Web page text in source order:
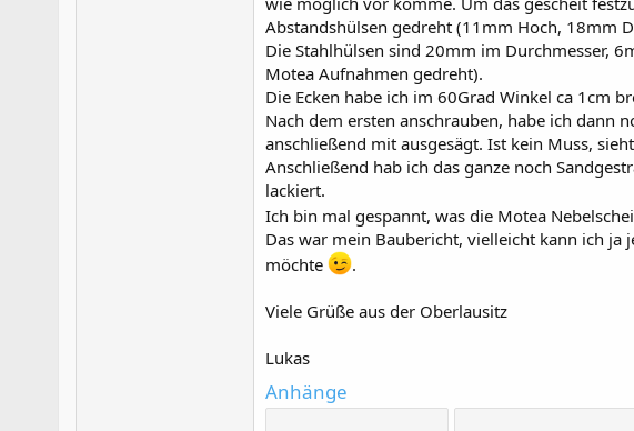
Abstandshülsen gedreht (11mm Hoch, 18mm
Die Stahlhülsen sind 20mm im Durchmesser,
Motea Aufnahmen gedreht).
Die Ecken habe ich im 60Grad Winkel ca 1cm
Nach dem ersten anschrauben, habe ich dann
anschließend mit ausgesägt. Ist kein Muss,
Anschließend hab ich das ganze noch
lackiert.
Ich bin mal gespannt, was die Motea
Das war mein Baubericht, vielleicht kann ich
möchte
.
Viele Grüße aus der Oberlausitz
Lukas
Anhänge